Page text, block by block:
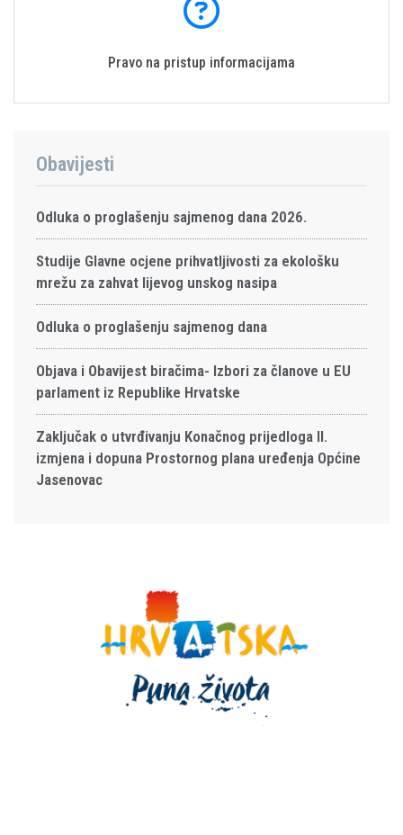
Pravo na pristup informacijama
Obavijesti
Odluka o proglašenju sajmenog dana 2026.
Studije Glavne ocjene prihvatljivosti za ekološku
mrežu za zahvat lijevog unskog nasipa
Odluka o proglašenju sajmenog dana
Objava i Obavijest biračima- Izbori za članove u EU
parlament iz Republike Hrvatske
Zaključak o utvrđivanju Konačnog prijedloga II.
izmjena i dopuna Prostornog plana uređenja Općine
Jasenovac